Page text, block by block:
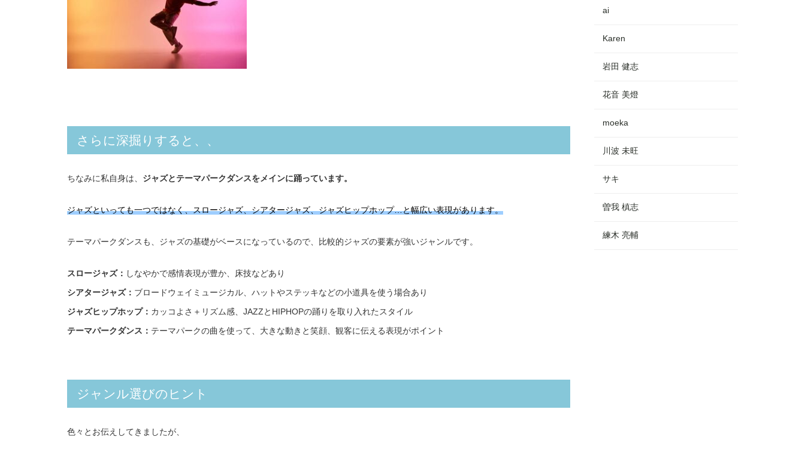
さらに深掘りすると、、
ちなみに私自身は、 ジャズとテーマパークダンスをメインに踊っています。
ジャズといっても一つではなく、スロージャズ、シアタージャズ、ジャズヒップホップ…と幅広い表現があります。
テーマパークダンスも、ジャズの基礎がベースになっているので、比較的ジャズの要素が強いジャンルです。
スロージャズ： しなやかで感情表現が豊か、床技などあり
シアタージャズ： ブロードウェイミュージカル、ハットやステッキなどの小道具を使う場合あり
ジャズヒップホップ： カッコよさ＋リズム感、JAZZとHIPHOPの踊りを取り入れたスタイル
テーマパークダンス： テーマパークの曲を使って、大きな動きと笑顔、観客に伝える表現がポイント
ジャンル選びのヒント
色々とお伝えしてきましたが、
ai
Karen
岩田 健志
花音 美燈
moeka
川波 未旺
サキ
曽我 槙志
練木 亮輔